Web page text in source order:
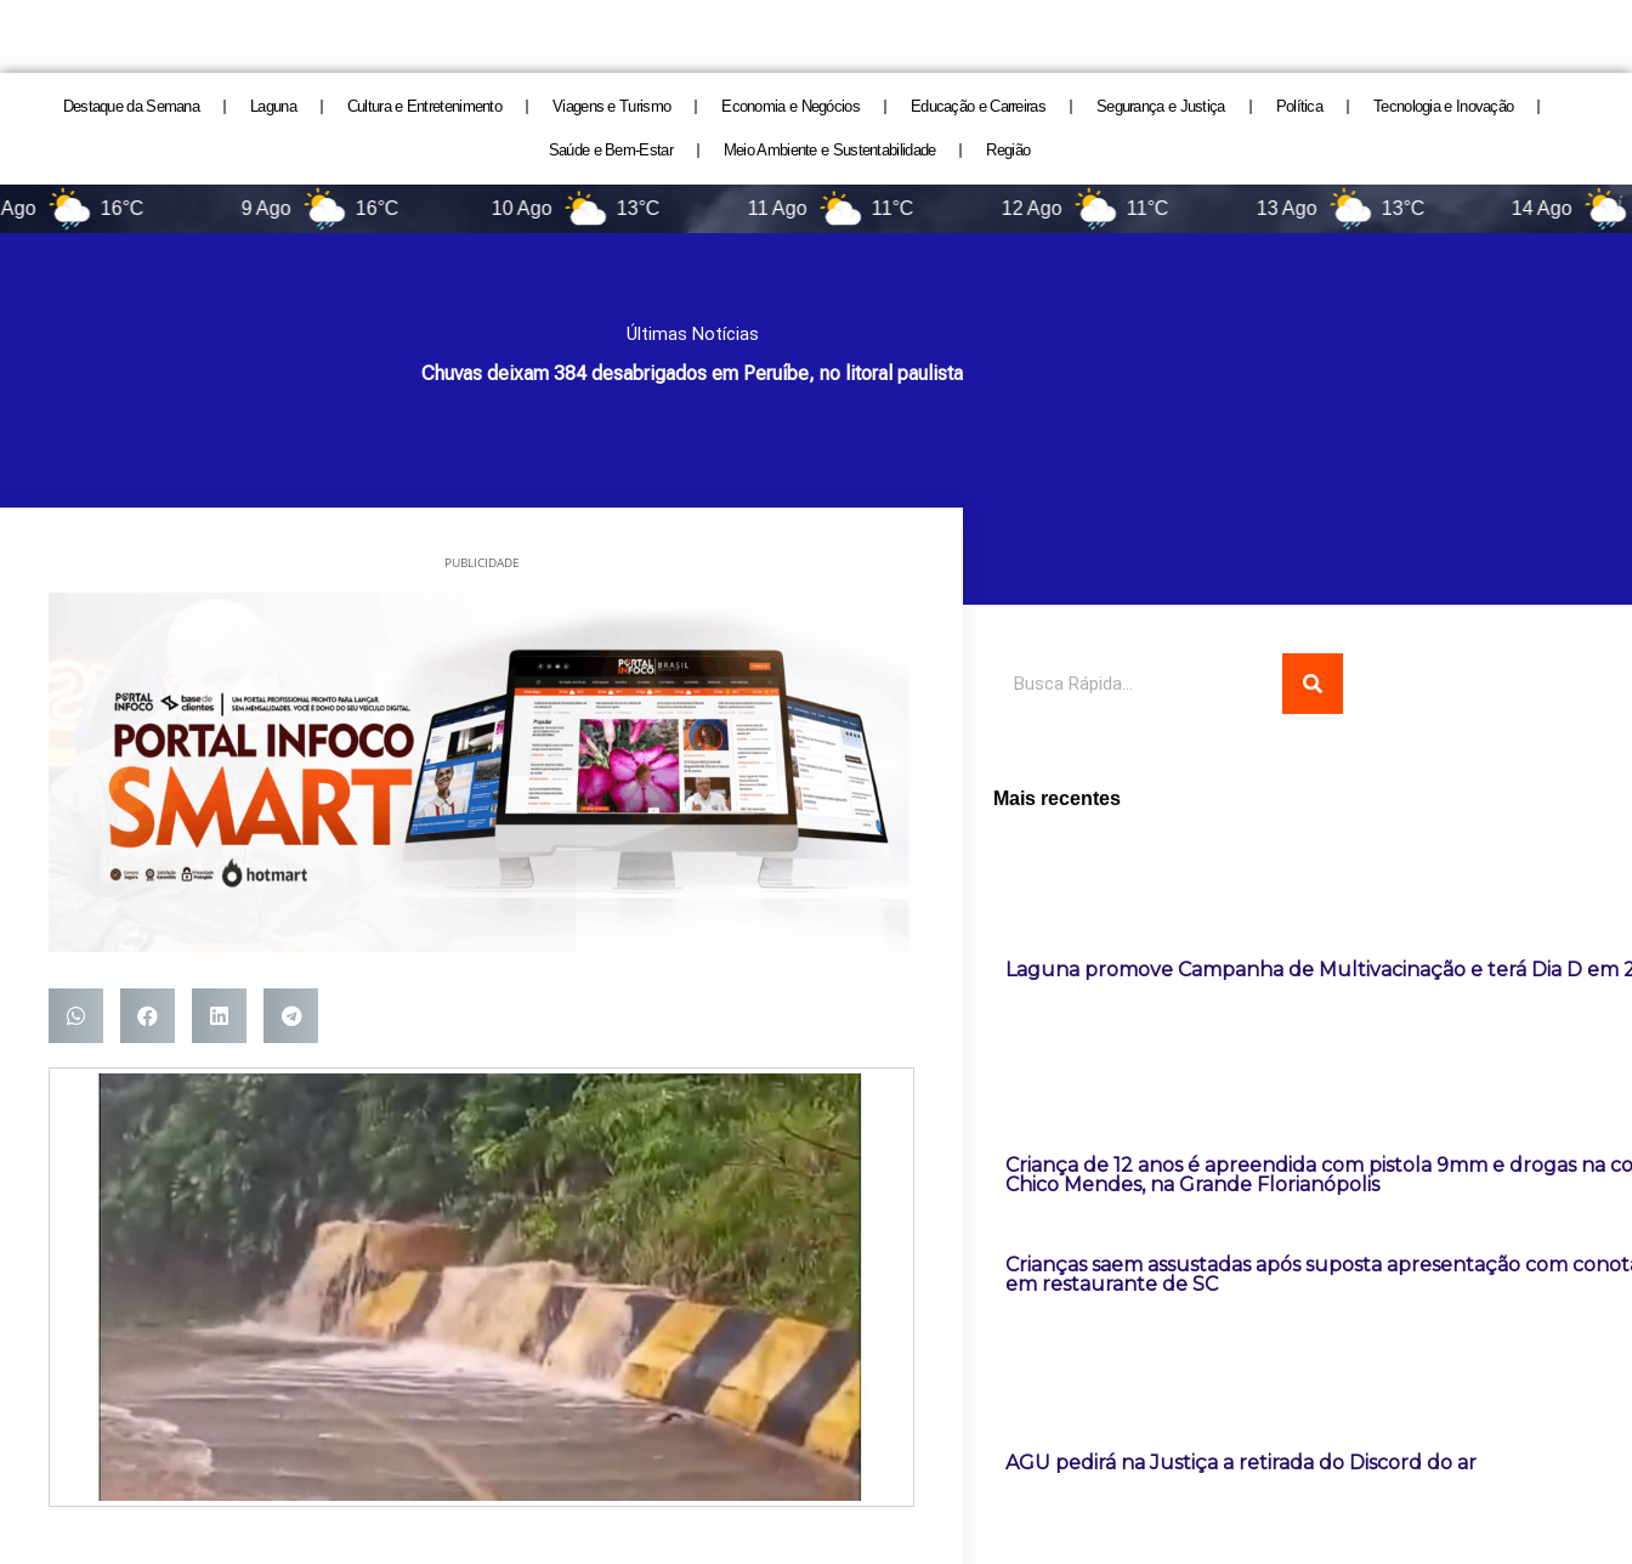
Destaque da Semana Laguna Cultura e Entretenimento Viagens e Turismo Economia e Negócios Educação e Carreiras Segurança e Justiça Política Tecnologia e Inovação
Saúde e Bem-Estar Meio Ambiente e Sustentabilidade Região
16°C 16°C 13°C 11 Ago 11°C 11°C 13°C 16°C
Últimas Notícias
Chuvas deixam 384 desabrigados em Peruíbe, no litoral paulista
PUBLICIDADE
Mais recentes
Laguna promove Campanha de Multivacinação e terá Dia D em
Criança de 12 anos é apreendida com pistola 9mm e drogas na
Chico Mendes, na Grande Florianópolis
Crianças saem assustadas após suposta apresentação com
em restaurante de SC
AGU pedirá na Justiça a retirada do Discord do ar